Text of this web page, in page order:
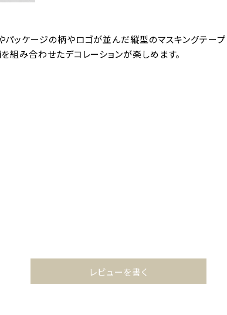
パッケージの柄やロゴが並んだ縦型のマスキングテー
組み合わせたデコレーションが楽しめます。
レビューを書く